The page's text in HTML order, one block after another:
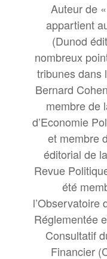
Auteur de «
appartient
(Dunod
nombreux
tribunes dans
Bernard
membre de
d’Economie
et membre
éditorial de
Revue
été
l’Observatoire
Réglementée
Consultatif
Financier